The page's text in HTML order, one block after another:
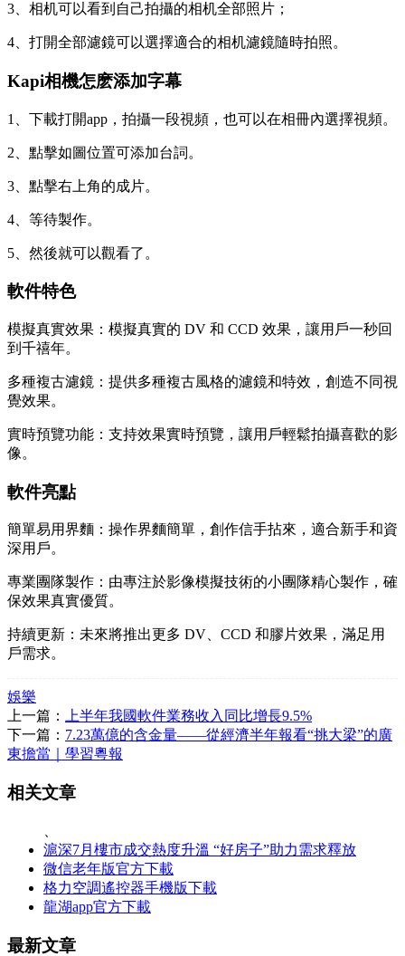
3、相机可以看到自己拍攝的相机全部照片；
4、打開全部濾鏡可以選擇適合的相机濾鏡隨時拍照。
Kapi相機怎麽添加字幕
1、下載打開app，拍攝一段視頻，也可以在相冊內選擇視頻。
2、點擊如圖位置可添加台詞。
3、點擊右上角的成片。
4、等待製作。
5、然後就可以觀看了。
軟件特色
模擬真實效果：模擬真實的 DV 和 CCD 效果，讓用戶一秒回
到千禧年。
多種複古濾鏡：提供多種複古風格的濾鏡和特效，創造不同視
覺效果。
實時預覽功能：支持效果實時預覽，讓用戶輕鬆拍攝喜歡的影
像。
軟件亮點
簡單易用界麵：操作界麵簡單，創作信手拈來，適合新手和資
深用戶。
專業團隊製作：由專注於影像模擬技術的小團隊精心製作，確
保效果真實優質。
持續更新：未來將推出更多 DV、CCD 和膠片效果，滿足用
戶需求。
娛樂
上一篇：
上半年我國軟件業務收入同比增長9.5%
下一篇： 7.23萬億的含金量——從經濟半年報看“挑大梁”的廣
東擔當｜學習粵報
相关文章
滬深7月樓市成交熱度升溫 “好房子”助力需求釋放
微信老年版官方下載
格力空調遙控器手機版下載
龍湖app官方下載
最新文章